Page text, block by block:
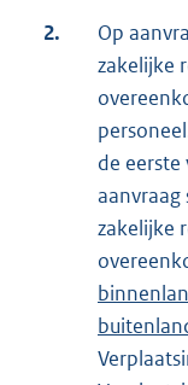
2.
Op
zakelijke
de
aanvraag
zakelijke